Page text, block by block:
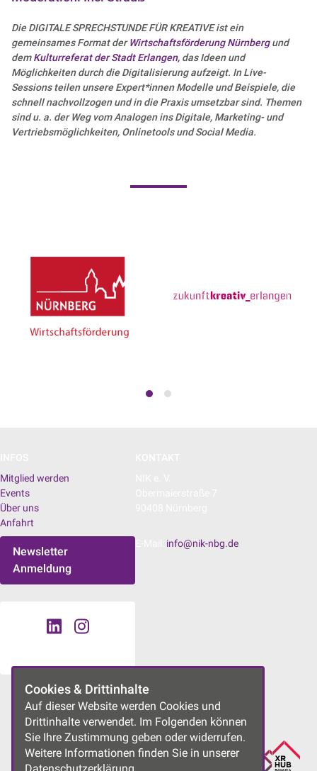
Die DIGITALE SPRECHSTUNDE FÜR KREATIVE ist ein
gemeinsames Format der Wirtschaftsförderung Nürnbergund
demKulturreferat der Stadt Erlangen, das Ideen und
Möglichkeiten durch die Digitalisierung aufzeigt. In Live-
Sessions teilen unsere Expert*innen Modelle und Beispiele, die
schnell nachvollzogen und in die Praxis umsetzbar sind. Themen
sind u. a. der Weg vom Analogen ins Digitale, Marketing- und
Vertriebsmöglichkeiten, Onlinetools und Social Media.
Mitglied werden
Events
Über uns
Anfahrt
Newsletter
Anmeldung
UNSERE PROJEKTE
info@nik-nbg.de
Cookies & Drittinhalte
Auf dieser Website werden Cookies und
Drittinhalte verwendet. Im Folgenden können
Sie Ihre Zustimmung geben oder widerrufen.
Weitere Informationen finden Sie in unserer